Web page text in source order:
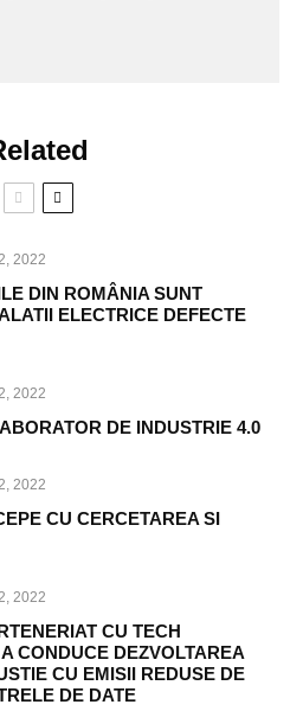
2022
DIN ROMÂNIA SUNT
ELECTRICE DEFECTE
2022
DE INDUSTRIE 4.0
2022
CU CERCETAREA SI
2022
CU TECH
CONDUCE DEZVOLTAREA
CU EMISII REDUSE DE
DE DATE